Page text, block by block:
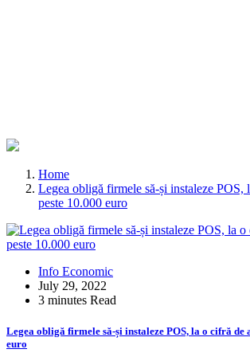
Home
Legea obligă firmele să-și instaleze POS,
peste 10.000 euro
Info Economic
July 29, 2022
3 minutes Read
Legea obligă firmele să-și instaleze POS, la o cifră de
euro